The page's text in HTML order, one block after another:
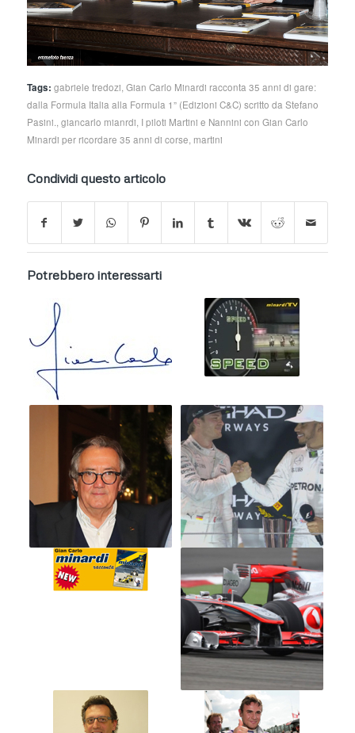
Tags: gabriele tredozi,Gian Carlo Minardi racconta 35 anni di gare:
dalla Formula Italia alla Formula 1” (Edizioni C&C) scritto da Stefano
Pasini.,giancarlo mianrdi, I piloti Martini e Nannini con Gian Carlo
Minardi per ricordare 35 anni di corse, martini
Condividi questo articolo
Potrebbero interessarti